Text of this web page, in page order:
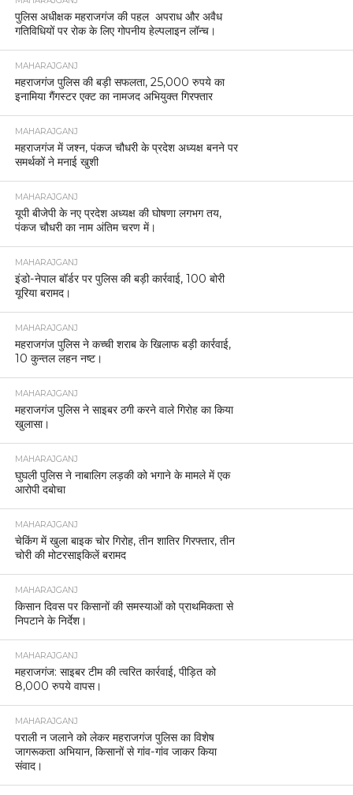
पुलिस अधीक्षक महराजगंज की पहल अपराध और अवैध
गतिविधियों पर रोक के लिए गोपनीय हेल्पलाइन लॉन्च।
MAHARAJGANJ
महराजगंज पुलिस की बड़ी सफलता, 25,000 रुपये का
इनामिया गैंगस्टर एक्ट का नामजद अभियुक्त गिरफ्तार
MAHARAJGANJ
महराजगंज में जश्न, पंकज चौधरी के प्रदेश अध्यक्ष बनने पर
समर्थकों ने मनाई खुशी
MAHARAJGANJ
यूपी बीजेपी के नए प्रदेश अध्यक्ष की घोषणा लगभग तय,
पंकज चौधरी का नाम अंतिम चरण में।
MAHARAJGANJ
इंडो-नेपाल बॉर्डर पर पुलिस की बड़ी कार्रवाई, 100 बोरी
यूरिया बरामद।
MAHARAJGANJ
महराजगंज पुलिस ने कच्ची शराब के खिलाफ बड़ी कार्रवाई,
10 कुन्तल लहन नष्ट।
MAHARAJGANJ
महराजगंज पुलिस ने साइबर ठगी करने वाले गिरोह का किया
खुलासा।
MAHARAJGANJ
घुघली पुलिस ने नाबालिग लड़की को भगाने के मामले में एक
आरोपी दबोचा
MAHARAJGANJ
चेकिंग में खुला बाइक चोर गिरोह, तीन शातिर गिरफ्तार, तीन
चोरी की मोटरसाइकिलें बरामद
MAHARAJGANJ
किसान दिवस पर किसानों की समस्याओं को प्राथमिकता से
निपटाने के निर्देश।
MAHARAJGANJ
महराजगंज: साइबर टीम की त्वरित कार्रवाई, पीड़ित को
8,000 रुपये वापस।
MAHARAJGANJ
पराली न जलाने को लेकर महराजगंज पुलिस का विशेष
जागरूकता अभियान, किसानों से गांव-गांव जाकर किया
संवाद।